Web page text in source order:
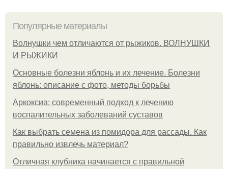
Популярные материалы
Волнушки чем отличаются от рыжиков. ВОЛНУШКИ
И РЫЖИКИ
Основные болезни яблонь и их лечение. Болезни
яблонь: описание с фото, методы борьбы
Аркоксиа: современный подход к лечению
воспалительных заболеваний суставов
Как выбрать семена из помидора для рассады. Как
правильно извлечь материал?
Отличная клубника начинается с правильной